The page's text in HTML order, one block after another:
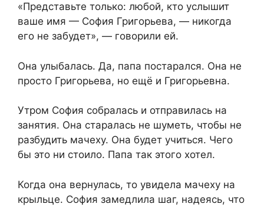
«Представьте только: любой, кто услышит
ваше имя — София Григорьева, — никогда
его не забудет», — говорили ей.
Она улыбалась. Да, папа постарался. Она не
просто Григорьева, но ещё и Григорьевна.
Утром София собралась и отправилась на
занятия. Она старалась не шуметь, чтобы не
разбудить мачеху. Она будет учиться. Чего
бы это ни стоило. Папа так этого хотел.
Когда она вернулась, то увидела мачеху на
крыльце. София замедлила шаг, надеясь, что